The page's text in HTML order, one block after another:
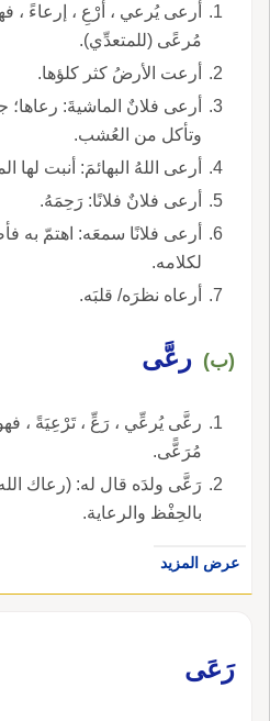
أرعى يُرعي ، أرْعِ ، إرعاءً ،
مُرعًى (للمتعدِّي).
أرعت الأرضُ كثر كلؤها.
أرعى فلانٌ الماشيةَ: رعاها؛
وتأكل من العُشب.
أرعى اللهُ البهائمَ: أنبت لها
أرعى فلانٌ فلانًا: رَحِمَهُ.
أرعى فلانًا سمعَه: اهتمّ به
لكلامه.
أرعاه نظرَه/ قلبَه.
(ب) رعَّى
رعَّى يُرعِّي ، رَعِّ ، تَرْعِيَةً ،
مُرَعًّى.
رَعَّى ولدَه قال له: (رعاك
بالحِفْظ والرعاية.
عرض المزيد
رَعَى